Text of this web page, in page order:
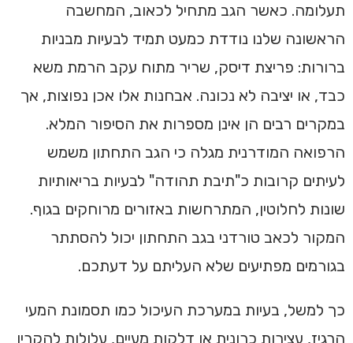
תעלומה. כאשר הגב מתחיל לכאוב, המחשבה
הראשונה שלנו נודדת כמעט תמיד לבעיות מבניות
ברורות: פריצת דיסק, שריר מתוח עקב הרמת משא
כבד, או יציבה לא נכונה. אבחנות אלו אכן נפוצות, אך
במקרים רבים הן אינן מספרות את הסיפור המלא.
הרפואה המודרנית מגלה כי הגב התחתון משמש
לעיתים קרובות כ"תיבת תהודה" לבעיות בריאותיות
שונות לחלוטין, המתרחשות באזורים מרוחקים בגוף.
המקור לכאב טורדני בגב התחתון יכול להסתתר
בגורמים מפתיעים שלא העליתם על דעתכם.
כך למשל, בעיות במערכת העיכול כמו תסמונת המעי
הרגיז, עצירות כרונית או דלקות מעיים, עלולות להקרין